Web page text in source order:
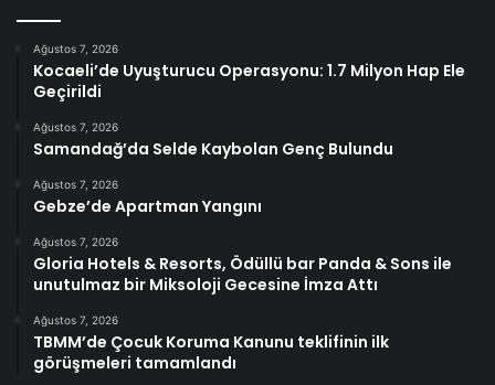
Ağustos 7, 2026
Kocaeli’de Uyuşturucu Operasyonu: 1.7 Milyon Hap Ele
Geçirildi
Ağustos 7, 2026
Samandağ’da Selde Kaybolan Genç Bulundu
Ağustos 7, 2026
Gebze’de Apartman Yangını
Ağustos 7, 2026
Gloria Hotels & Resorts, Ödüllü bar Panda & Sons ile
unutulmaz bir Miksoloji Gecesine İmza Attı
Ağustos 7, 2026
TBMM’de Çocuk Koruma Kanunu teklifinin ilk
görüşmeleri tamamlandı